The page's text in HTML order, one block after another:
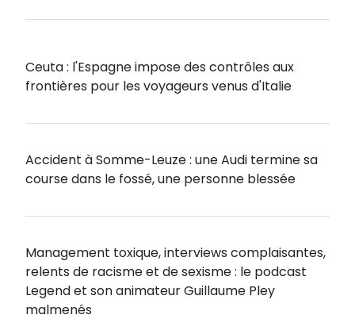
Ceuta : l'Espagne impose des contrôles aux
frontières pour les voyageurs venus d'Italie
Accident à Somme-Leuze : une Audi termine sa
course dans le fossé, une personne blessée
Management toxique, interviews complaisantes,
relents de racisme et de sexisme : le podcast
Legend et son animateur Guillaume Pley
malmenés